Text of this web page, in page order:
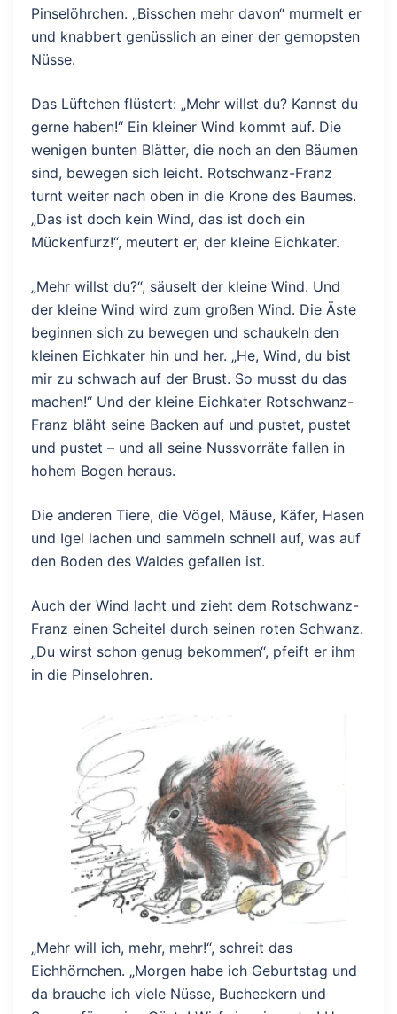
Pinselöhrchen. „Bisschen mehr davon“ murmelt er
und knabbert genüsslich an einer der gemopsten
Nüsse.
Das Lüftchen flüstert: „Mehr willst du? Kannst du
gerne haben!“ Ein kleiner Wind kommt auf. Die
wenigen bunten Blätter, die noch an den Bäumen
sind, bewegen sich leicht. Rotschwanz-Franz
turnt weiter nach oben in die Krone des Baumes.
„Das ist doch kein Wind, das ist doch ein
Mückenfurz!“, meutert er, der kleine Eichkater.
„Mehr willst du?“, säuselt der kleine Wind. Und
der kleine Wind wird zum großen Wind. Die Äste
beginnen sich zu bewegen und schaukeln den
kleinen Eichkater hin und her. „He, Wind, du bist
mir zu schwach auf der Brust. So musst du das
machen!“ Und der kleine Eichkater Rotschwanz-
Franz bläht seine Backen auf und pustet, pustet
und pustet – und all seine Nussvorräte fallen in
hohem Bogen heraus.
Die anderen Tiere, die Vögel, Mäuse, Käfer, Hasen
und Igel lachen und sammeln schnell auf, was auf
den Boden des Waldes gefallen ist.
Auch der Wind lacht und zieht dem Rotschwanz-
Franz einen Scheitel durch seinen roten Schwanz.
„Du wirst schon genug bekommen“, pfeift er ihm
in die Pinselohren.
„Mehr will ich, mehr, mehr!“, schreit das
Eichhörnchen. „Morgen habe ich Geburtstag und
da brauche ich viele Nüsse, Bucheckern und